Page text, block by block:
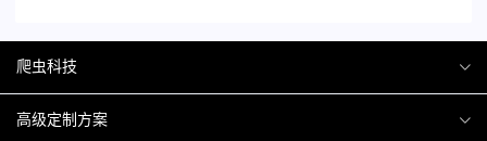
爬虫科技
爬虫案例
高级定制方案